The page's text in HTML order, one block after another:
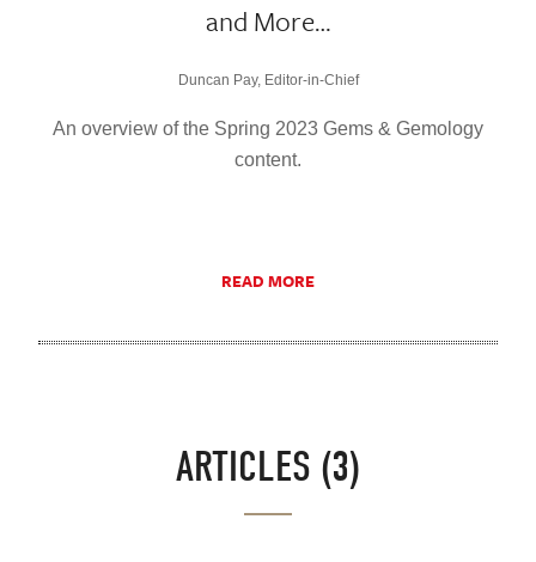
and More…
Duncan Pay, Editor-in-Chief
An overview of the Spring 2023 Gems & Gemology
content.
READ MORE
ARTICLES (3)